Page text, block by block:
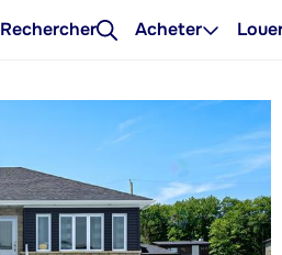
Rechercher Acheter